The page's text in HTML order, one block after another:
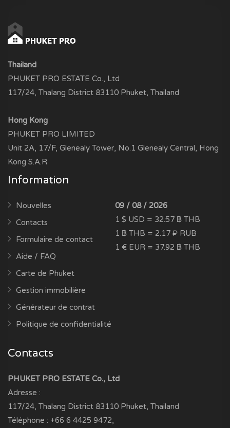
Thailand
PHUKET PRO ESTATE Co., Ltd
117/24, Thalang District 83110 Phuket, Thailand
Hong Kong
PHUKET PRO LIMITED
Unit 2A, 17/F, Glenealy Tower, No.1 Glenealy Central, Hong
Kong S.A.R
Information
Nouvelles
Contacts
Formulaire de contact
Aide / FAQ
Carte de Phuket
Gestion immobilière
Générateur de contrat
Politique de confidentialité
09 / 08 / 2026
1 $ USD = 32.57 ฿ THB
1 ฿ THB = 2.17 ₽ RUB
1 € EUR = 37.92 ฿ THB
Contacts
PHUKET PRO ESTATE Co., Ltd
Adresse :
117/24, Thalang District 83110 Phuket, Thailand
Téléphone : +66 6 4425 9472,